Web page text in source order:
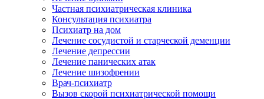
Частная психиатрическая клиника
Консультация психиатра
Психиатр на дом
Лечение сосудистой и старческой деменции
Лечение депрессии
Лечение панических атак
Лечение шизофрении
Врач-психиатр
Вызов скорой психиатрической помощи